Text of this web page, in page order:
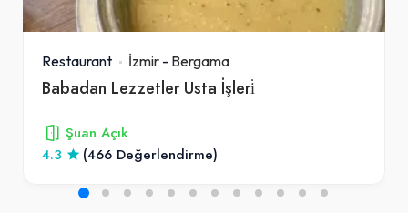
Restaurant İzmir - Bergama
Babadan Lezzetler Usta İşleri̇
Şuan Açık
4.3
(466 Değerlendirme)